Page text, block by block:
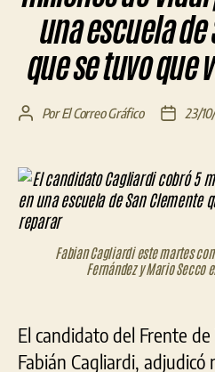
una escuela de
que se tuvo que
Autor
entrada
PorEl Correo Gráfico
Fecha
entrada
23/
Fabian Cagliardi este martes
Fernández y Mario Secco
El candidato del Frente de
Fabián Cagliardi,